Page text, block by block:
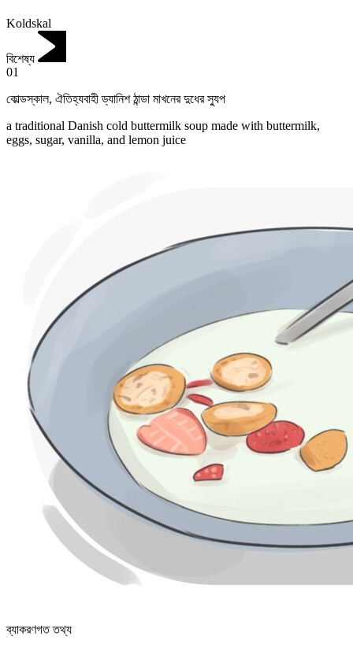
Koldskal
বিশেষ্য
01
কোল্ডস্কাল, ঐতিহ্যবাহী ড্যানিশ ঠান্ডা মাখনের দুধের স্যুপ
a traditional Danish cold buttermilk soup made with buttermilk,
eggs, sugar, vanilla, and lemon juice
ব্যাকরণগত তথ্য